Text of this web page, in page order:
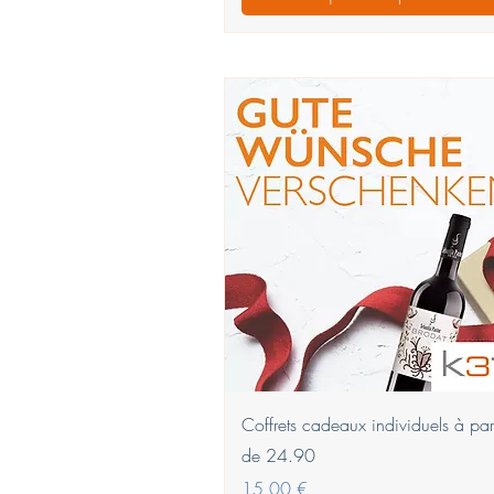
Aperçu rapide
Coffrets cadeaux individuels à
de 24.90
Prix
15,00 €